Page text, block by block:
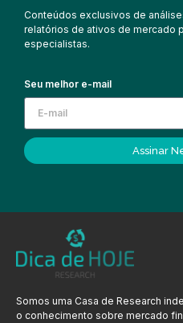
Conteúdos exclusivos de
relatórios de ativos de mercado
especialistas.
Seu melhor e-mail
Assinar
Somos uma Casa de Research
o conhecimento sobre mercado